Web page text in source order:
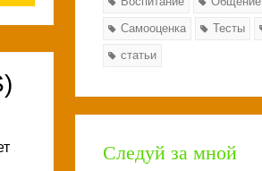
Самооценка
Тесты
статьи
Следуй за мной